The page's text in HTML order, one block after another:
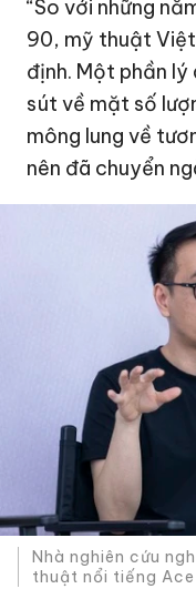
“So với những
90, mỹ thuật
định. Một phần
sút về mặt số
mông lung về
nên đã chuyển
Nhà nghiên cứu
thuật nổi tiếng Ace